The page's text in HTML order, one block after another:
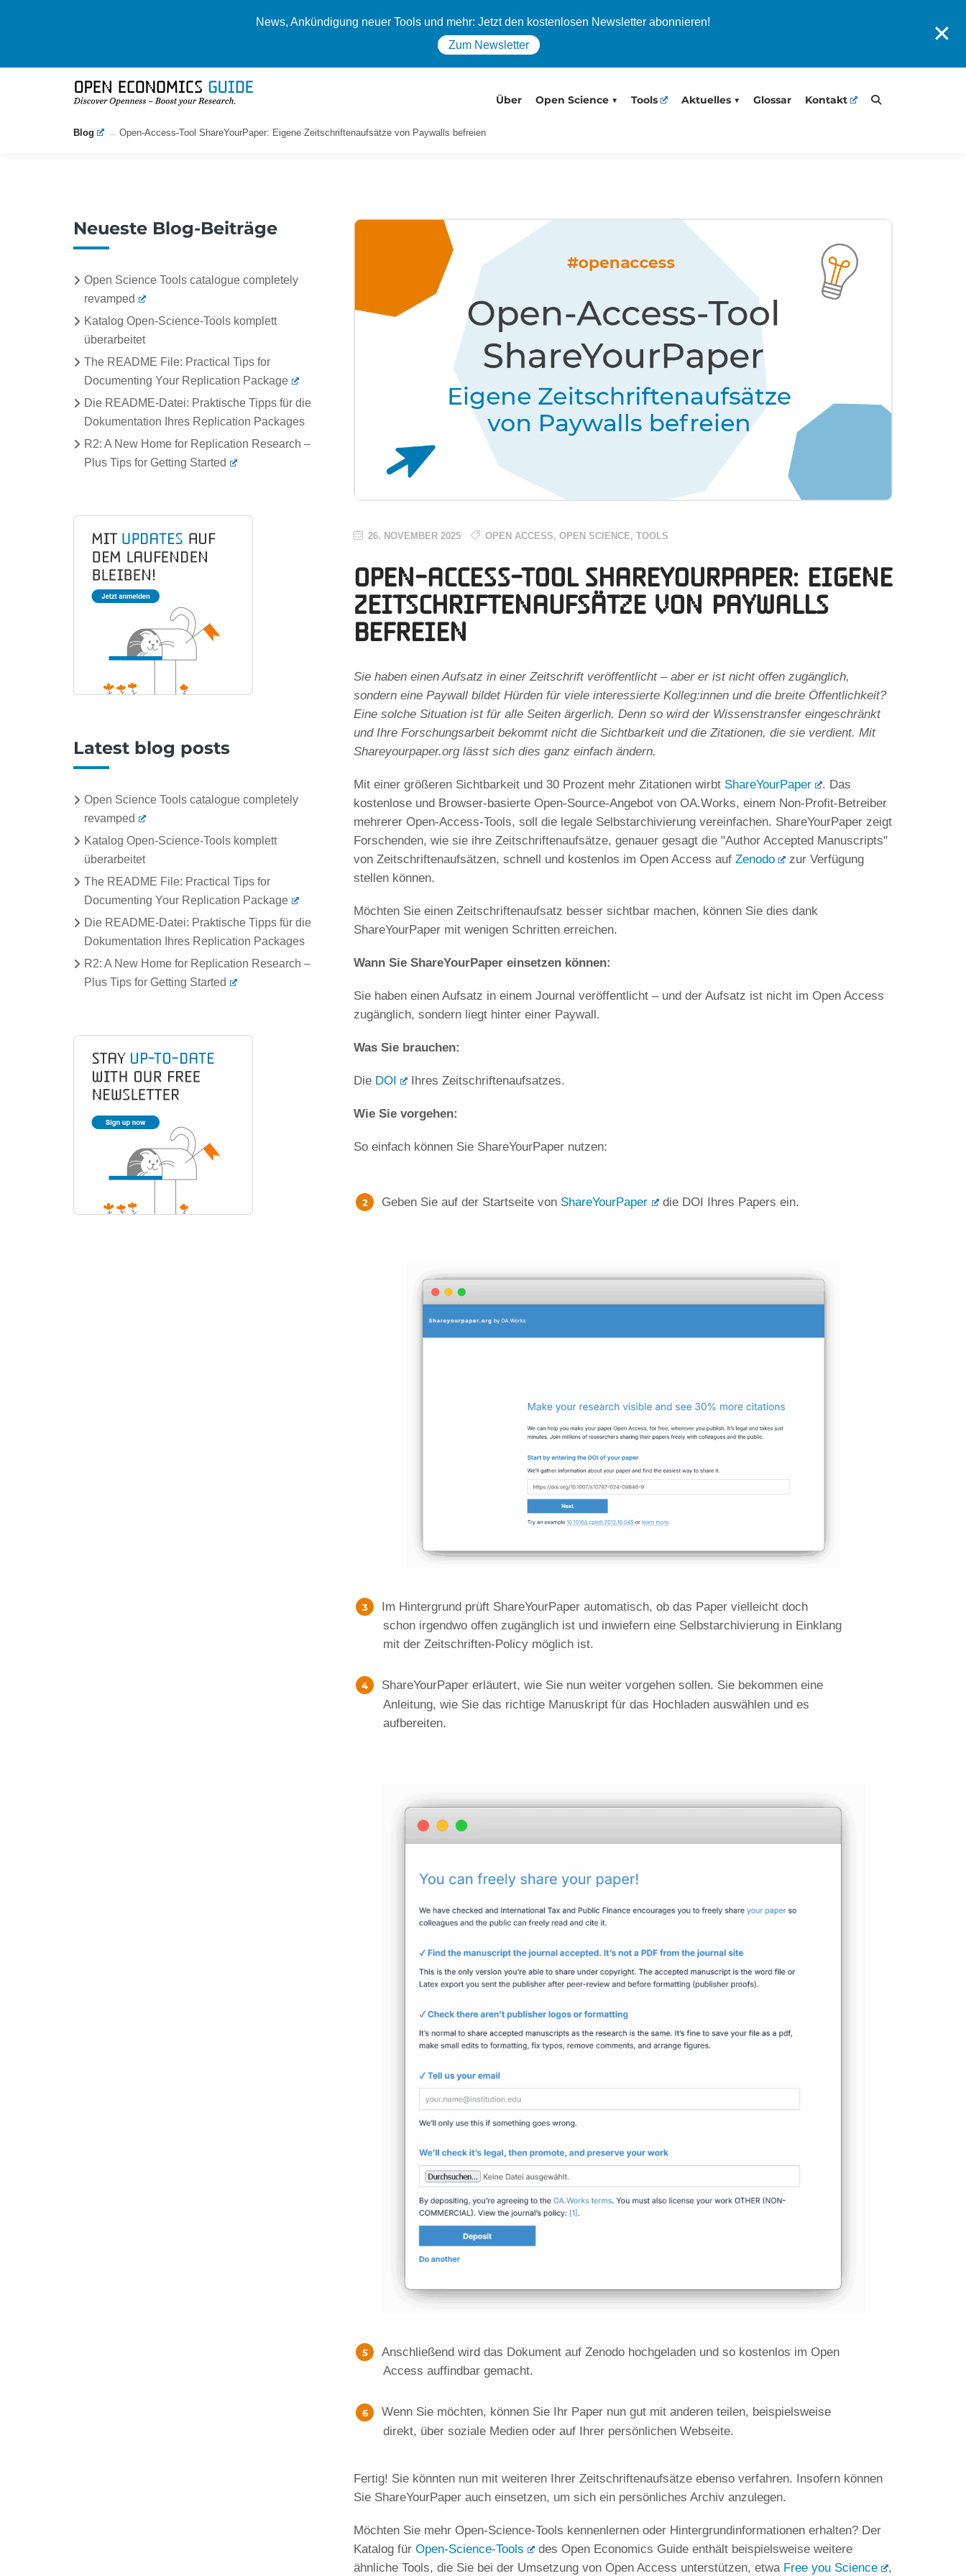
News, Ankündigung neuer Tools und mehr: Jetzt den kostenlosen Newsletter abonnieren!
Zum Newsletter
✕
Über Open Science Tools Aktuelles Glossar Kontakt
Blog Open-Access-Tool ShareYourPaper: Eigene Zeitschriftenaufsätze von Paywalls befreien
Neueste Blog-Beiträge
Open Science Tools catalogue completely
revamped
Katalog Open-Science-Tools komplett
überarbeitet
The README File: Practical Tips for
Documenting Your Replication Package
Die README-Datei: Praktische Tipps für die
Dokumentation Ihres Replication Packages
R2: A New Home for Replication Research –
Plus Tips for Getting Started
Latest blog posts
Open Science Tools catalogue completely
revamped
Katalog Open-Science-Tools komplett
überarbeitet
The README File: Practical Tips for
Documenting Your Replication Package
Die README-Datei: Praktische Tipps für die
Dokumentation Ihres Replication Packages
R2: A New Home for Replication Research –
Plus Tips for Getting Started
26. NOVEMBER 2025 OPEN ACCESS, OPEN SCIENCE, TOOLS
Open-Access-Tool ShareYourPaper: Eigene
Zeitschriftenaufsätze von Paywalls
befreien
Sie haben einen Aufsatz in einer Zeitschrift veröffentlicht – aber er ist nicht offen zugänglich,
sondern eine Paywall bildet Hürden für viele interessierte Kolleg:innen und die breite Öffentlichkeit?
Eine solche Situation ist für alle Seiten ärgerlich. Denn so wird der Wissenstransfer eingeschränkt
und Ihre Forschungsarbeit bekommt nicht die Sichtbarkeit und die Zitationen, die sie verdient. Mit
Shareyourpaper.org lässt sich dies ganz einfach ändern.
Mit einer größeren Sichtbarkeit und 30 Prozent mehr Zitationen wirbt ShareYourPaper
. Das
kostenlose und Browser-basierte Open-Source-Angebot von OA.Works, einem Non-Profit-Betreiber
mehrerer Open-Access-Tools, soll die legale Selbstarchivierung vereinfachen. ShareYourPaper zeigt
Forschenden, wie sie ihre Zeitschriftenaufsätze, genauer gesagt die "Author Accepted Manuscripts"
von Zeitschriftenaufsätzen, schnell und kostenlos im Open Access auf Zenodo
zur Verfügung
stellen können.
Möchten Sie einen Zeitschriftenaufsatz besser sichtbar machen, können Sie dies dank
ShareYourPaper mit wenigen Schritten erreichen.
Wann Sie ShareYourPaper einsetzen können:
Sie haben einen Aufsatz in einem Journal veröffentlicht – und der Aufsatz ist nicht im Open Access
zugänglich, sondern liegt hinter einer Paywall.
Was Sie brauchen:
Die DOI Ihres Zeitschriftenaufsatzes.
Wie Sie vorgehen:
So einfach können Sie ShareYourPaper nutzen:
Geben Sie auf der Startseite von ShareYourPaper die DOI Ihres Papers ein.
Im Hintergrund prüft ShareYourPaper automatisch, ob das Paper vielleicht doch
schon irgendwo offen zugänglich ist und inwiefern eine Selbstarchivierung in Einklang
mit der Zeitschriften-Policy möglich ist.
ShareYourPaper erläutert, wie Sie nun weiter vorgehen sollen. Sie bekommen eine
Anleitung, wie Sie das richtige Manuskript für das Hochladen auswählen und es
aufbereiten.
Anschließend wird das Dokument auf Zenodo hochgeladen und so kostenlos im Open
Access auffindbar gemacht.
Wenn Sie möchten, können Sie Ihr Paper nun gut mit anderen teilen, beispielsweise
direkt, über soziale Medien oder auf Ihrer persönlichen Webseite.
Fertig! Sie könnten nun mit weiteren Ihrer Zeitschriftenaufsätze ebenso verfahren. Insofern können
Sie ShareYourPaper auch einsetzen, um sich ein persönliches Archiv anzulegen.
Möchten Sie mehr Open-Science-Tools kennenlernen oder Hintergrundinformationen erhalten? Der
Katalog für Open-Science-Tools
des Open Economics Guide enthält beispielsweise weitere
ähnliche Tools, die Sie bei der Umsetzung von Open Access unterstützen, etwa Free you Science ,